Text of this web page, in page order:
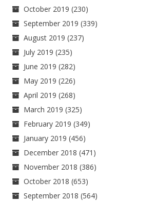
October 2019 (230)
September 2019 (339)
August 2019 (237)
July 2019 (235)
June 2019 (282)
May 2019 (226)
April 2019 (268)
March 2019 (325)
February 2019 (349)
January 2019 (456)
December 2018 (471)
November 2018 (386)
October 2018 (653)
September 2018 (564)